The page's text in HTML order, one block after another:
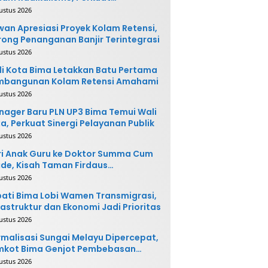
Sosial
2026
Apresiasi Proyek Kolam Retensi,
Penanganan Banjir Terintegrasi
2026
Kota Bima Letakkan Batu Pertama
Kolam Retensi Amahami
2026
Baru PLN UP3 Bima Temui Wali
Perkuat Sinergi Pelayanan Publik
2026
Anak Guru ke Doktor Summa Cum
Kisah Taman Firdaus
2026
Bima Lobi Wamen Transmigrasi,
dan Ekonomi Jadi Prioritas
2026
Sungai Melayu Dipercepat,
Bima Genjot Pembebasan
2026